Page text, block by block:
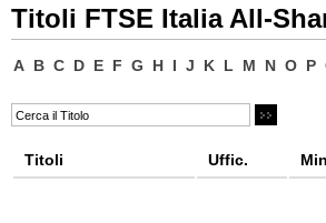
Titoli FTSE Italia All-
A B C D E F G H I J K L M N O P
Titoli Uffic. Min